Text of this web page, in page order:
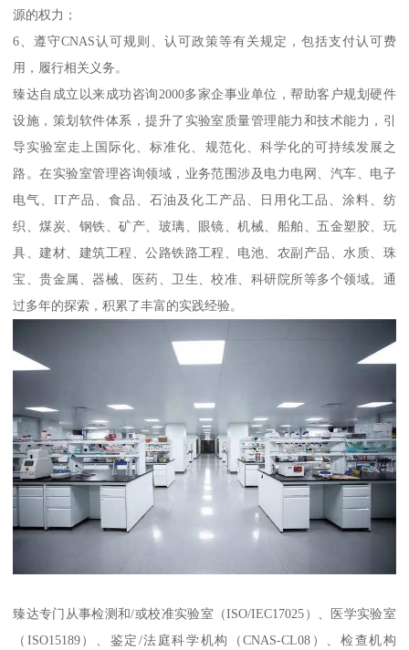
源的权力；
6、遵守CNAS认可规则、认可政策等有关规定，包括支付认可费
用，履行相关义务。
臻达自成立以来成功咨询2000多家企事业单位，帮助客户规划硬件
设施，策划软件体系，提升了实验室质量管理能力和技术能力，引
导实验室走上国际化、标准化、规范化、科学化的可持续发展之
路。在实验室管理咨询领域，业务范围涉及电力电网、汽车、电子
电气、IT产品、食品、石油及化工产品、日用化工品、涂料、纺
织、煤炭、钢铁、矿产、玻璃、眼镜、机械、船舶、五金塑胶、玩
具、建材、建筑工程、公路铁路工程、电池、农副产品、水质、珠
宝、贵金属、器械、医药、卫生、校准、科研院所等多个领域。通
过多年的探索，积累了丰富的实践经验。
臻达专门从事检测和/或校准实验室（ISO/IEC17025）、医学实验室
（ISO15189）、鉴定/法庭科学机构（CNAS-CL08）、检查机构